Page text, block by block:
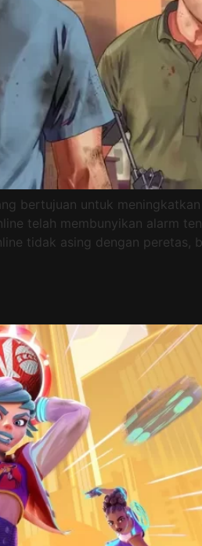
bertujuan untuk
telah membunyikan alarm
tidak asing dengan peretas,